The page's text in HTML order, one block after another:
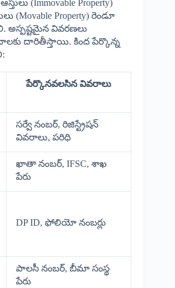
(Immovable Property)
(Movable Property) రెండూ
అస్పష్టమైన వివరణలు
దారితీస్తాయి. కింద పేర్కొన్న
పేర్కొనవలసిన వివరాలు
సర్వే నంబర్, రిజిస్ట్రేషన్
వివరాలు, పరిధి
ఖాతా నంబర్, IFSC, శాఖ
పేరు
DP ID, ఫోలియో నంబర్లు
పాలసీ నంబర్, బీమా సంస్థ
పేరు